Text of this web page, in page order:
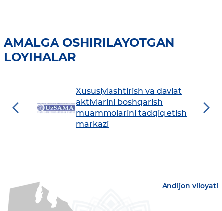
AMALGA OSHIRILAYOTGAN
LOYIHALAR
Xususiylashtirish va davlat
aktivlarini boshqarish
muammolarini tadqiq etish
markazi
Andijon viloyati